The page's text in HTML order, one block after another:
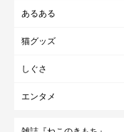
あるある
猫グッズ
しぐさ
エンタメ